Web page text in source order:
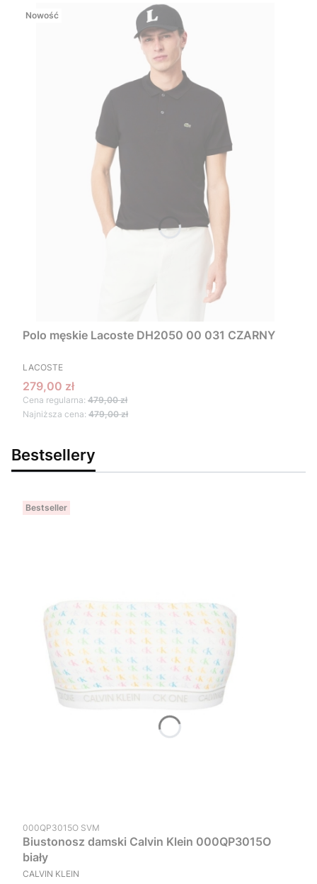
Nowość
Polo męskie Lacoste DH2050 00 031 CZARNY
PRODUCENT
LACOSTE
Cena promocyjna
279,00 zł
Cena regularna: 479,00 zł
Najniższa cena: 479,00 zł
Bestsellery
Bestseller
Kod produktu
000QP3015O SVM
Biustonosz damski Calvin Klein 000QP3015O
biały
PRODUCENT
CALVIN KLEIN